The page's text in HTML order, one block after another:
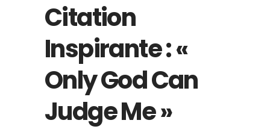
Citation
Inspirante : «
Only God Can
Judge Me »